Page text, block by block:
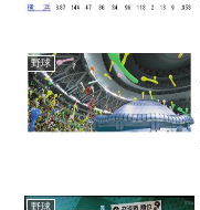
野球
野球